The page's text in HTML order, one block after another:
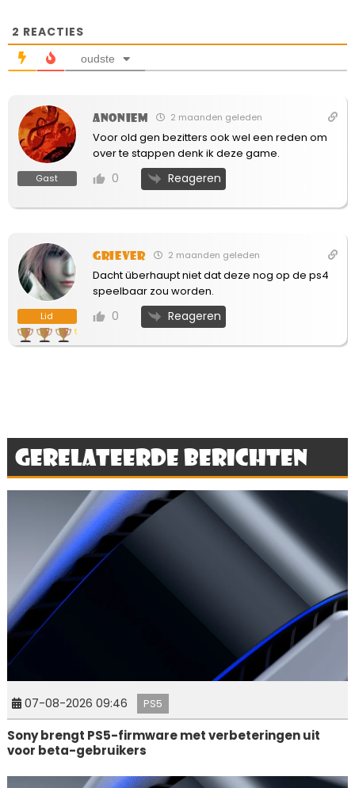
2 REACTIES
oudste
Gast
Anoniem 2 maanden geleden
Voor old gen bezitters ook wel een reden om
over te stappen denk ik deze game.
0 Reageren
Lid
Griever 2 maanden geleden
Dacht überhaupt niet dat deze nog op de ps4
speelbaar zou worden.
0 Reageren
Gerelateerde berichten
07-08-2026 09:46 PS5
Sony brengt PS5-firmware met verbeteringen uit
voor beta-gebruikers